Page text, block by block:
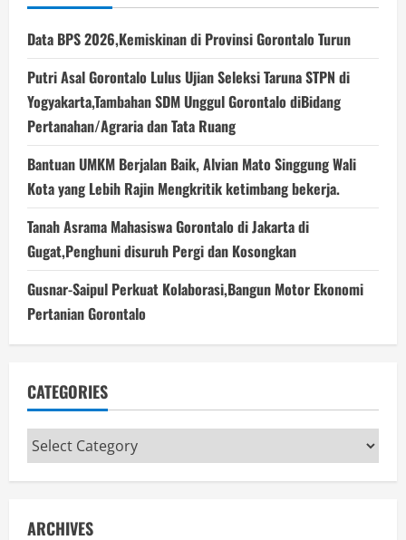
Data BPS 2026,Kemiskinan di Provinsi Gorontalo Turun
Putri Asal Gorontalo Lulus Ujian Seleksi Taruna STPN di
Yogyakarta,Tambahan SDM Unggul Gorontalo diBidang
Pertanahan/Agraria dan Tata Ruang
Bantuan UMKM Berjalan Baik, Alvian Mato Singgung Wali
Kota yang Lebih Rajin Mengkritik ketimbang bekerja.
Tanah Asrama Mahasiswa Gorontalo di Jakarta di
Gugat,Penghuni disuruh Pergi dan Kosongkan
Gusnar-Saipul Perkuat Kolaborasi,Bangun Motor Ekonomi
Pertanian Gorontalo
CATEGORIES
Categories
ARCHIVES